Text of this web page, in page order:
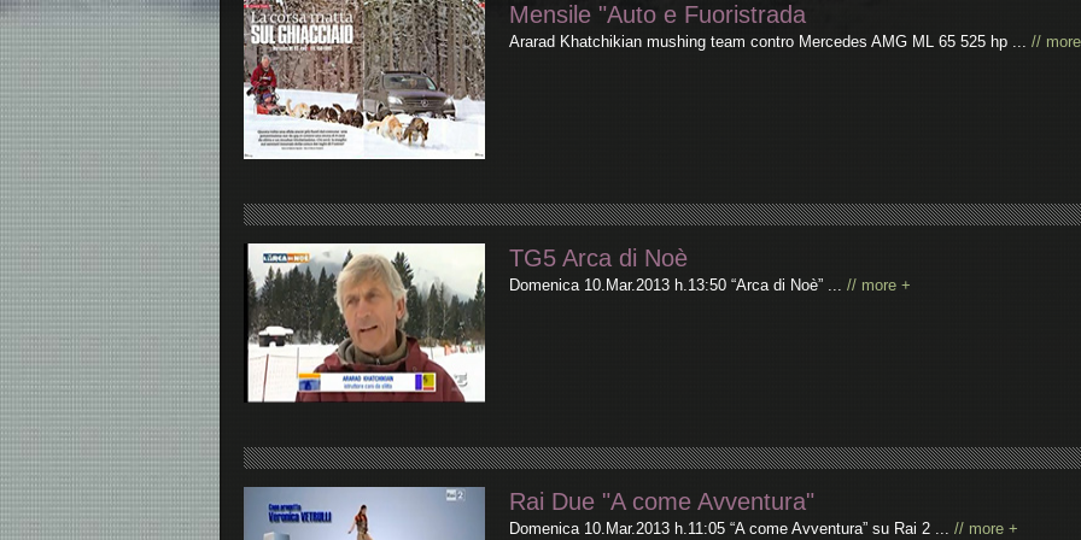
Mensile "Auto e Fuoristrada
Ararad Khatchikian mushing team contro Mercedes AMG ML 65 525 hp ... //
TG5 Arca di Noè
Domenica 10.Mar.2013 h.13:50 “Arca di Noè” ... // more +
Rai Due "A come Avventura"
Domenica 10.Mar.2013 h.11:05 “A come Avventura” su Rai 2 ... // more +